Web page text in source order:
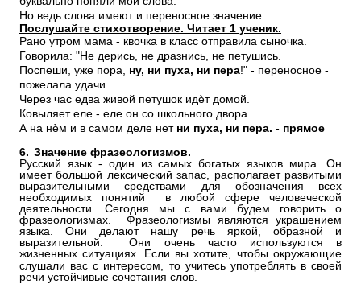
Но ведь слова имеют и переносное значение.
Послушайте стихотворение. Читает 1 ученик.
Рано утром мама - квочка в класс отправила сыночка.
Говорила: "Не дерись, не дразнись, не петушись.
Поспеши, уже пора, ну, ни пуха, ни пера!" - переносное -
пожелала удачи.
Через час едва живой петушок идѐт домой.
Ковыляет еле - еле он со школьного двора.
А на нѐм и в самом деле нет ни пуха, ни пера. - прямое
6. Значение фразеологизмов.
Русский язык - один из самых богатых языков мира. Он
имеет большой лексический запас, располагает развитыми
выразительными средствами для обозначения всех
необходимых понятий в любой сфере человеческой
деятельности. Сегодня мы с вами будем говорить о
фразеологизмах. Фразеологизмы являются украшением
языка. Они делают нашу речь яркой, образной и
выразительной. Они очень часто используются в
жизненных ситуациях.
Если вы хотите, чтобы окружающие
слушали вас с интересом, то учитесь употреблять в своей
речи устойчивые сочетания слов.